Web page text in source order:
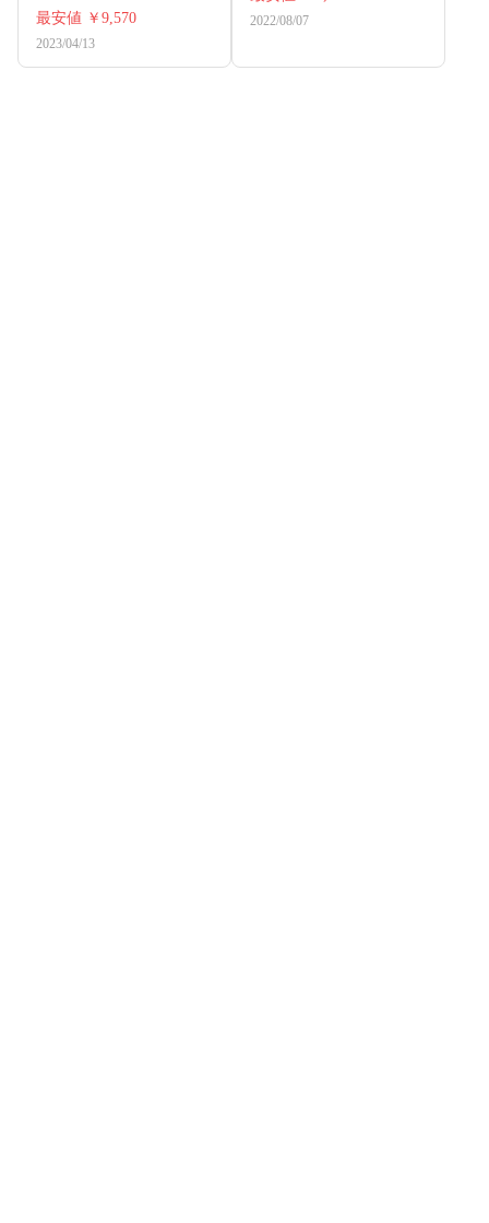
最安値 ￥9,570
2023/04/13
2022/08/07